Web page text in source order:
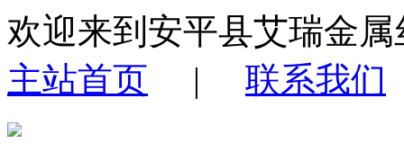
欢迎来到安平县艾瑞金
主站首页 | 联系我们